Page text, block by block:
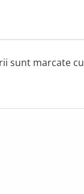
sunt marcate cu